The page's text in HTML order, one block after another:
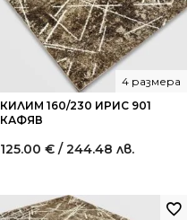
КИЛИМ 160/230 ИРИС 901
КАФЯВ
4 размера
125.00 € / 244.48 лв.